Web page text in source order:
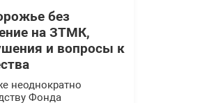
без
на ЗТМК,
и вопросы к
неоднократно
Фонда